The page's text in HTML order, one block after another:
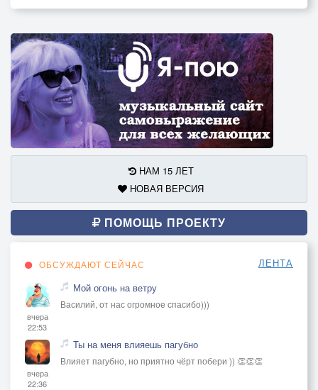
НАМ 15 ЛЕТ
НОВАЯ ВЕРСИЯ
ПОМОЩЬ ПРОЕКТУ
ОБСУЖДАЮТ СЕЙЧАС ЛЕНТА
вчера
22:53
Мой огонь на ветру
Василий, от нас огромное спасибо)))
вчера
22:36
Ты на меня влияешь пагубно
Влияет пагубно, но приятно чёрт побери )) 👏👏👏